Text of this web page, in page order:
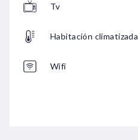
Tv
Habitación climatizada
Wifi